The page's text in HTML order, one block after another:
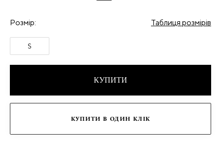
Розмір: Таблиця розмірів
S
КУПИТИ
КУПИТИ В ОДИН КЛІК